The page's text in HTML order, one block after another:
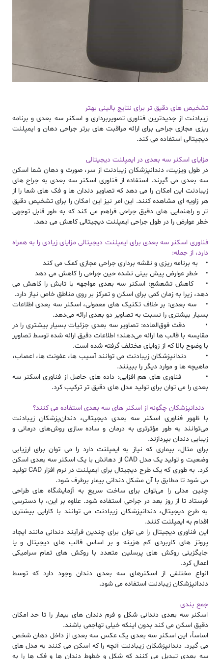
تشخیص های دقیق تر برای نتایج بالینی بهتر
زیبادنت از جدیدترین فناوری تصویربرداری و اسکنر سه بعدی و برنامه
ریزی مجازی جراحی برای ارائه مراقبت های برتر جراحی دهان و ایمپلنت
دیجیتالی استفاده می کند.
مزایای اسکنر سه بعدی در ایمپلنت دیجیتالی
در طول ویزیت، دندانپزشکان زیبادنتاز سر، صورت و دهان شما اسکن
سه بعدی می گیرند. استفاده از فناوری اسکنر سه بعدی به جراح های
زیبادنتاین امکان را می دهد که تصاویر دندان ها و فک های شما را از
هر زاویه ای مشاهده کنند. این امر نیز این امکان را برای تشخیص دقیق
تر و راهنمایی های دقیق جراحی فراهم می کند که به طور قابل توجهی
خطر عوارض را در طول جراحی ایمپلنت دیجیتالی کاهش می دهد.
فناوری اسکنر سه بعدی برای ایمپلنت دیجیتالی مزایای زیادی را به همراه
دارد، از جمله:
• به برنامه ریزی و نقشه برداری جراحی مجازی کمک می کند
• خطر عوارض پیش بینی نشده حین جراحی را کاهش می دهد
• کاهش تشعشع: اسکنر سه بعدی مواجهه با تابش را کاهش می
دهد، زیرا به زمان کمی برای اسکن و تمرکز بر روی مناطق خاص نیاز دارد.
• سه بعدی: بر خلاف تکنیک ‌های معمولی، اسکنر سه ‌بعدی اطلاعات
بسیار بیشتری را نسبت به تصاویر دو بعدی ارائه می‌دهد.
• دقت فوق‌العاده: تصاویر سه بعدی جزئیات بسیار بیشتری را در
مقایسه با قالب ‌ها ارائه می‌دهند؛ اطلاعات دقیق ارائه شده توسط تصاویر
با وضوح بالا که از زوایای مختلف گرفته شده است.
• دندانپزشکان زیبادنت می توانند آسیب ها، عفونت ها، اعصاب،
ماهیچه ها و موارد دیگر را ببینند.
• فناوری های هم افزایی: داده های حاصل از فناوری اسکنر سه
بعدی را می توان برای تولید مدل های دقیق تر ترکیب کرد.
دندانپزشکان چگونه از اسکنر های سه بعدی استفاده می کنند؟
با ظهور فناوری اسکنر سه بعدی دیجیتالی، دندان‌پزشکان زیبادنت
می‌توانند به طور مؤثرتری به درمان و ساده‌ سازی روش‌های درمانی و
زیبایی دندان بپردازند.
برای مثال، بیماری که نیاز به ایمپلنت دارد را می توان برای ارزیابی
وضعیت و تولید یک مدل CAD از دهانش با یک اسکنر سه بعدی اسکن
کرد. به طوری که یک طرح دیجیتال برای ایمپلنت در نرم افزار CAD تولید
می شود تا مطابق با آن مشکل دندانی بیمار برطرف شود.
چنین مدلی را می‌توان برای ساخت سریع به آزمایشگاه‌ های طراحی
فرستاد تا از روز بعد در جراحی استفاده شود. علاوه بر این، با دسترسی
به طرح دیجیتال، دندانپزشکان زیبادنت می توانند با کارایی بیشتری
اقدام به ایمپلنت کنند.
این فناوری دیجیتال را می توان برای چندین فرآیند دندانی مانند ایجاد
پروتز های کاربردی کم هزینه و بر اساس قالب های دیجیتال و یا
جایگزینی روکش های پرسلین متعدد با روکش های تمام سرامیکی
اعمال کرد.
انواع مختلفی از اسکنرهای سه بعدی دندان وجود دارد که توسط
دندانپزشکان زیبادنت استفاده می شود.
جمع بندی
اسکنر سه بعدی دندانی شکل و فرم دندان های بیمار را تا حد امکان
دقیق اسکن می کند بدون اینکه خیلی تهاجمی باشند.
اساساً، این اسکنر سه بعدی یک عکس سه بعدی از داخل دهان شخص
می گیرد. دندانپزشکان زیبادنت آنچه را که اسکن می کنند به مدل های
سه بعدی تبدیل می کنند که شکل و خطوط دندان ها و فک ها را به